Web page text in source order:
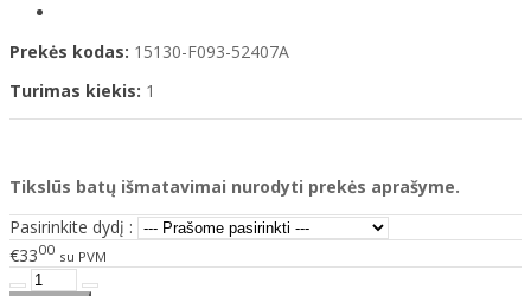
Prekės kodas: 15130-F093-52407A
Turimas kiekis: 1
Tikslūs batų išmatavimai nurodyti prekės aprašyme.
Pasirinkite dydį :
€3300 su PVM